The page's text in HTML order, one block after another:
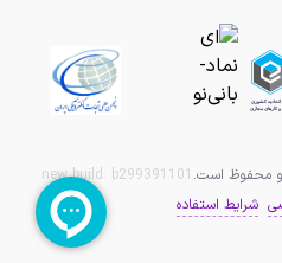
محفوظ است. new build: b299391101
شرایط استفاده